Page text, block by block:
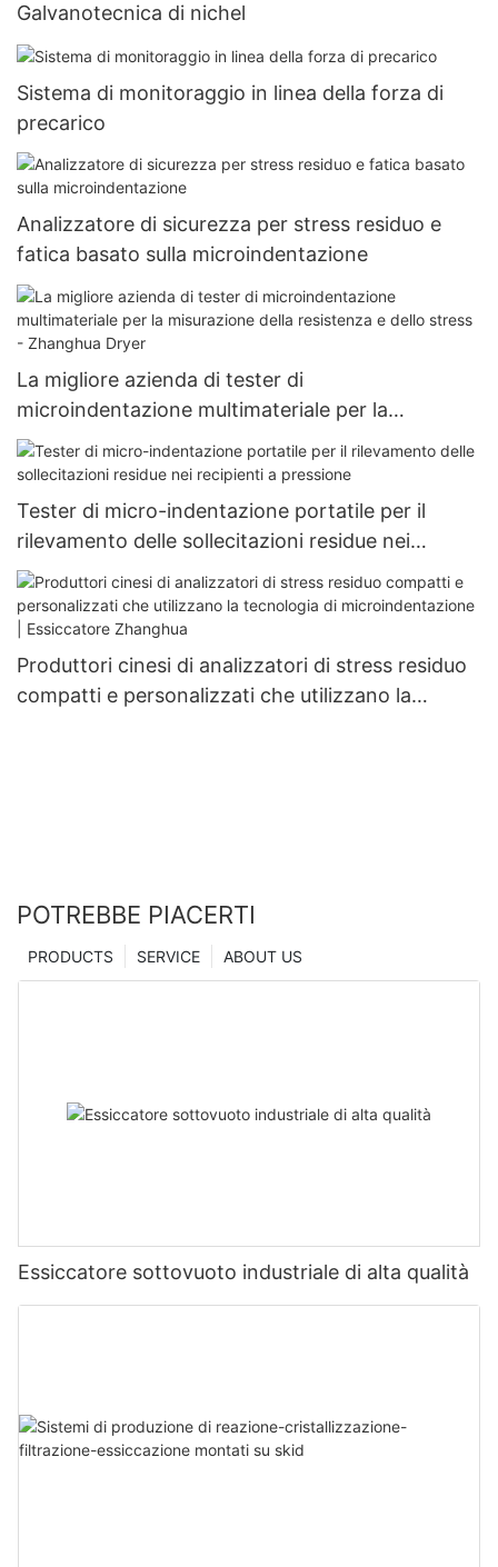
Galvanotecnica di nichel
Sistema di monitoraggio in linea della forza di
precarico
Analizzatore di sicurezza per stress residuo e
fatica basato sulla microindentazione
La migliore azienda di tester di
microindentazione multimateriale per la
misurazione della resistenza e dello stress -
Zhanghua Dryer
Tester di micro-indentazione portatile per il
rilevamento delle sollecitazioni residue nei
recipienti a pressione
Produttori cinesi di analizzatori di stress residuo
compatti e personalizzati che utilizzano la
POTREBBE PIACERTI
ABOUT US
SERVICE
PRODUCTS
Essiccatore sottovuoto industriale di alta qualità